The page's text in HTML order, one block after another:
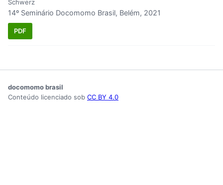
Schwerz
14º Seminário Docomomo Brasil, Belém, 2021
PDF
docomomo brasil
Conteúdo licenciado sob CC BY 4.0